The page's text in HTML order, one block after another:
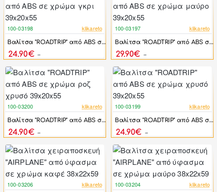
-65%
100-03198 klikareto
Βαλίτσα "ROADTRIP" από ABS σε χρώμα γκρι 39x20x55
24.90€
-58%
100-03197 klikareto
Βαλίτσα "ROADTRIP" από ABS σε χρώμα μαύρο 39x20x55
29.90€
-65%
100-03200 klikareto
Βαλίτσα "ROADTRIP" από ABS σε χρώμα ροζ χρυσό 39x20x55
24.90€
-65%
100-03199 klikareto
Βαλίτσα "ROADTRIP" από ABS σε χρώμα χρυσό 39x20x55
24.90€
-50%
100-03206 klikareto -50%
100-03204 klikareto